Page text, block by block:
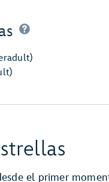
adult)
el primer